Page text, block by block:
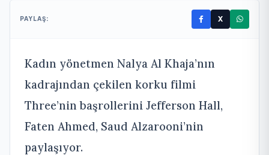
PAYLAŞ: X
Kadın yönetmen Nalya Al Khaja’nın
kadrajından çekilen korku filmi
Three’nin başrollerini Jefferson Hall,
Faten Ahmed, Saud Alzarooni’nin
paylaşıyor.